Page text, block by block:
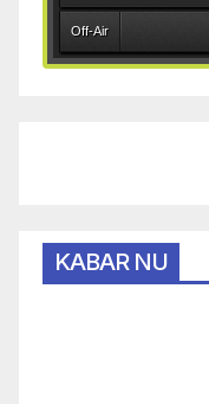
KABAR NU